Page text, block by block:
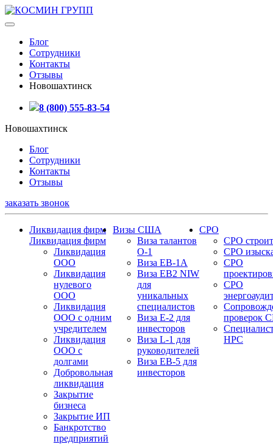
Блог
Сотрудники
Контакты
Отзывы
Новошахтинск
8 (800) 555-83-54
Новошахтинск
Блог
Сотрудники
Контакты
Отзывы
заказать звонок
Ликвидация фирм
Ликвидация фирм
Ликвидация
ООО
Ликвидация
нулевого
ООО
Ликвидация
ООО с одним
учредителем
Ликвидация
ООО с
долгами
Добровольная
ликвидация
Закрытие
бизнеса
Закрытие ИП
Банкротство
предприятий
Визы США
Виза талантов
О-1
Виза EB-1A
Виза EB2 NIW
для
уникальных
специалистов
Виза E-2 для
инвесторов
Виза L-1 для
руководителей
Виза EB-5 для
инвесторов
СРО
СРО
СРО
СРО
СРО
проверок
НРС